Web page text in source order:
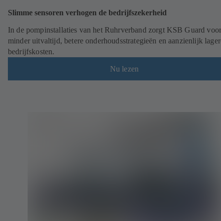
Slimme sensoren verhogen de bedrijfszekerheid
In de pompinstallaties van het Ruhrverband zorgt KSB Guard
minder uitvaltijd, betere onderhoudsstrategieën en aanzienlijk
bedrijfskosten.
Nu lezen